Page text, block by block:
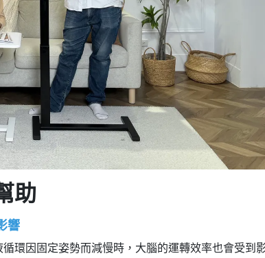
助
響
環因固定姿勢而減慢時，大腦的運轉效率也會受到